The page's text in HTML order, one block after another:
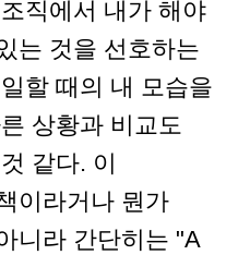
직에서 내가 해야
는 것을 선호하는
할 때의 내 모습을
상황과 비교도
같다. 이
이라거나 뭔가
니라 간단히는 "A